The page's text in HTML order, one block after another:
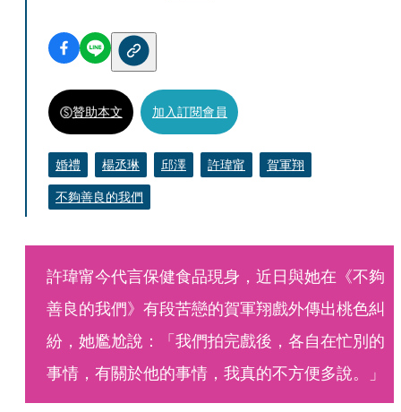
贊助本文 加入訂閱會員
婚禮 楊丞琳 邱澤 許瑋甯
賀軍翔
不夠善良的我們
許瑋甯今代言保健食品現身，近日與她在《不夠
善良的我們》有段苦戀的賀軍翔戲外傳出桃色糾
紛，她尷尬說：「我們拍完戲後，各自在忙別的
事情，有關於他的事情，我真的不方便多說。」